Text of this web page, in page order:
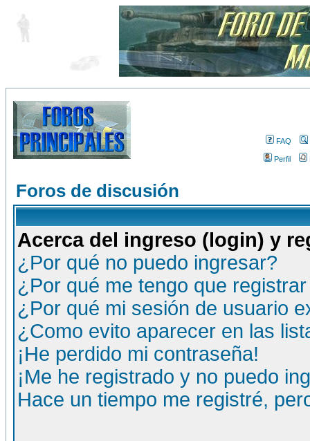
FAQ
Perfil
Foros de discusión
Acerca del ingreso (login) y
¿Por qué no puedo ingresar?
¿Por qué me tengo que
¿Por qué mi sesión de usuario
¿Como evito aparecer en las
¡He perdido mi contraseña!
¡Me he registrado y no puedo
Hace un tiempo me registré,